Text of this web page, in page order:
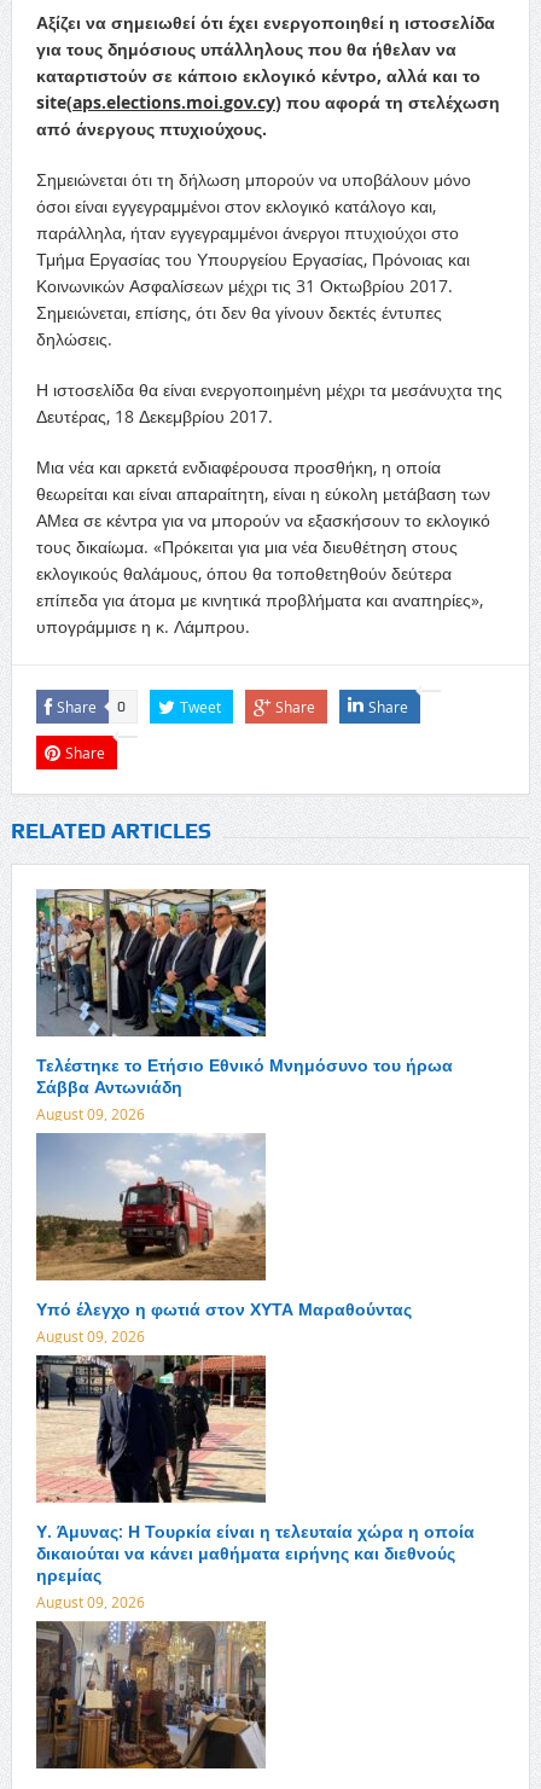
Αξίζει να σημειωθεί ότι έχει ενεργοποιηθεί η ιστοσελίδα
για τους δημόσιους υπάλληλους που θα ήθελαν να
καταρτιστούν σε κάποιο εκλογικό κέντρο, αλλά και το
site(aps.elections.moi.gov.cy) που αφορά τη στελέχωση
από άνεργους πτυχιούχους.
Σημειώνεται ότι τη δήλωση μπορούν να υποβάλουν μόνο
όσοι είναι εγγεγραμμένοι στον εκλογικό κατάλογο και,
παράλληλα, ήταν εγγεγραμμένοι άνεργοι πτυχιούχοι στο
Τμήμα Εργασίας του Υπουργείου Εργασίας, Πρόνοιας και
Κοινωνικών Ασφαλίσεων μέχρι τις 31 Οκτωβρίου 2017.
Σημειώνεται, επίσης, ότι δεν θα γίνουν δεκτές έντυπες
δηλώσεις.
Η ιστοσελίδα θα είναι ενεργοποιημένη μέχρι τα μεσάνυχτα της
Δευτέρας, 18 Δεκεμβρίου 2017.
Μια νέα και αρκετά ενδιαφέρουσα προσθήκη, η οποία
θεωρείται και είναι απαραίτητη, είναι η εύκολη μετάβαση των
ΑΜεα σε κέντρα για να μπορούν να εξασκήσουν το εκλογικό
τους δικαίωμα. «Πρόκειται για μια νέα διευθέτηση στους
εκλογικούς θαλάμους, όπου θα τοποθετηθούν δεύτερα
επίπεδα για άτομα με κινητικά προβλήματα και αναπηρίες»,
υπογράμμισε η κ. Λάμπρου.
Share 0 Tweet Share Share
Share
RELATED ARTICLES
Τελέστηκε το Ετήσιο Εθνικό Μνημόσυνο του ήρωα
Σάββα Αντωνιάδη
August 09, 2026
Υπό έλεγχο η φωτιά στον ΧΥΤΑ Μαραθούντας
August 09, 2026
Υ. Άμυνας: Η Τουρκία είναι η τελευταία χώρα η οποία
δικαιούται να κάνει μαθήματα ειρήνης και διεθνούς
ηρεμίας
August 09, 2026